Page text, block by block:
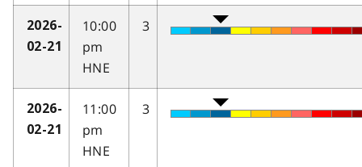
2026-
02-21
10:00
pm
HNE
3
2026-
02-21
11:00
pm
HNE
3